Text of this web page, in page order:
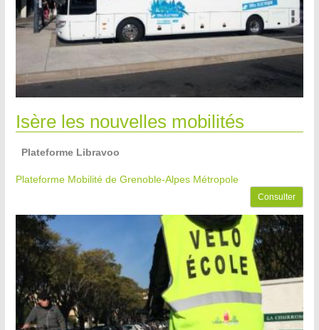
Isère les nouvelles mobilités
Plateforme Libravoo
Plateforme Mobilité de Grenoble-Alpes Métropole
Consulter